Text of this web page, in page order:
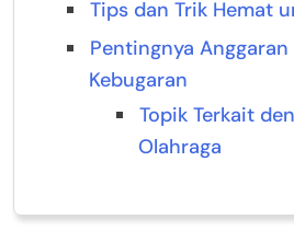
Tips dan Trik Hemat
Pentingnya
Kebugaran
Topik Terkait
Olahraga